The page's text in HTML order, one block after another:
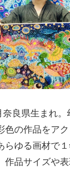
奈良県生まれ。
色の作品をア
らゆる画材で
作品サイズや